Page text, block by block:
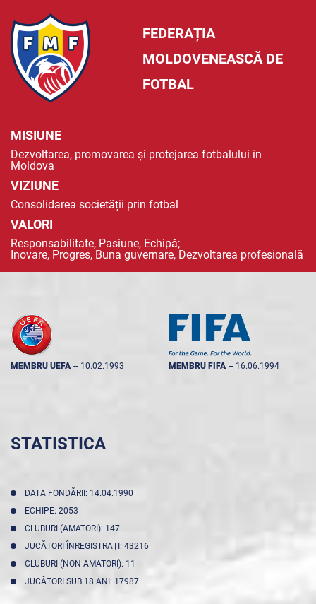
FEDERAȚIA
MOLDOVENEASCĂ DE
FOTBAL
MISIUNE
Dezvoltarea, promovarea și protejarea fotbalului în
Moldova
VIZIUNE
Consolidarea societății prin fotbal
VALORI
Responsabilitate, Pasiune, Echipă;
Inovare, Progres, Buna guvernare, Dezvoltarea profesională
MEMBRU UEFA -- 10.02.1993 MEMBRU FIFA -- 16.06.1994
STATISTICA
DATA FONDĂRII: 14.04.1990
ECHIPE: 2053
CLUBURI (AMATORI): 147
JUCĂTORI ÎNREGISTRAŢI: 43216
CLUBURI (NON-AMATORI): 11
JUCĂTORI SUB 18 ANI: 17987